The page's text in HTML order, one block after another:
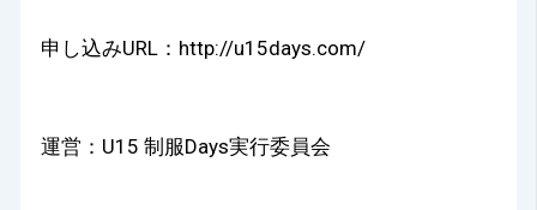
申し込みURL： http://u15days.com/
運営：U15 制服Days実行委員会